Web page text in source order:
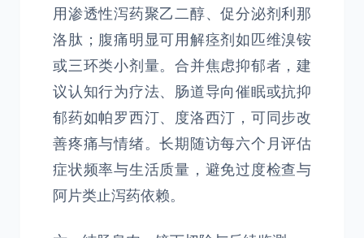
用渗透性泻药聚乙二醇、促分泌剂利那
洛肽；腹痛明显可用解痉剂如匹维溴铵
或三环类小剂量。合并焦虑抑郁者，建
议认知行为疗法、肠道导向催眠或抗抑
郁药如帕罗西汀、度洛西汀，可同步改
善疼痛与情绪。长期随访每六个月评估
症状频率与生活质量，避免过度检查与
阿片类止泻药依赖。